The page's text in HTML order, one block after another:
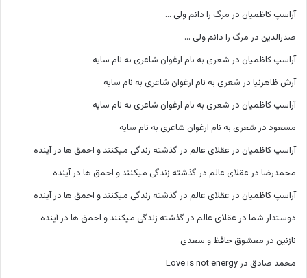
آراسپ کاظمیان در مرگ را دانم ولی …
صدرالدین در مرگ را دانم ولی …
آراسپ کاظمیان در شعری به نام ارغوان شاعری به نام سایه
آرش ظاهرنیا در شعری به نام ارغوان شاعری به نام سایه
آراسپ کاظمیان در شعری به نام ارغوان شاعری به نام سایه
مسعود در شعری به نام ارغوان شاعری به نام سایه
آراسپ کاظمیان در عقلای عالم در گذشته زندگی میکنند و احمق ها در آینده
محمدرضا در عقلای عالم در گذشته زندگی میکنند و احمق ها در آینده
آراسپ کاظمیان در عقلای عالم در گذشته زندگی میکنند و احمق ها در آینده
دوستدار شما در عقلای عالم در گذشته زندگی میکنند و احمق ها در آینده
نازنین در معشوق حافظ و سعدی
محمد صادق در Love is not energy